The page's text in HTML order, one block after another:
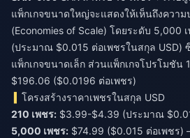
แพ็กเกจขนาดใหญ่จะแสดงให้เห็นถึงควา
(Economies of Scale) โดยระดับ 5,000
(ประมาณ $0.015 ต่อเพชรในสกุล USD)
แพ็กเกจขนาดเล็ก ส่วนแพ็กเกจโปรโมชัน
$196.06 ($0.0196 ต่อเพชร)
โครงสร้างราคาเพชรในสกุล USD
210 เพชร: $3.99-$4.39 (ประมาณ
5,000 เพชร: $74.99 ($0.015 ต่อเพชร